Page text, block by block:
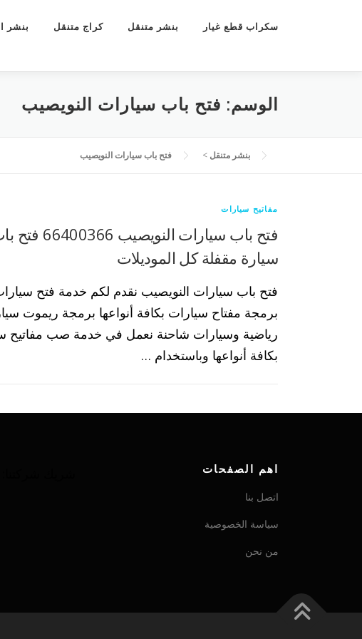
بنشر كراج متنقل بنشر متنقل سكراب قطع غيار
الوسم: فتح باب سيارات النويصيب
بنشر متنقل > فتح باب سيارات النويصيب
مفاتيح سيارات
فتح باب سيارات النويصيب
سيارة مقفلة كل الموديلات
فتح باب سيارات النويصيب نقدم لكم خدمة فتح
برمجة مفتاح سيارات بكافة أنواعها برمجة ريموت
رياضية وسيارات شاحنة نعمل في خدمة صب مفاتيح
بكافة أنواعها وباستخدام …
اهم الصفحات
اتصل بنا
سياسة الخصوصية
من نحن